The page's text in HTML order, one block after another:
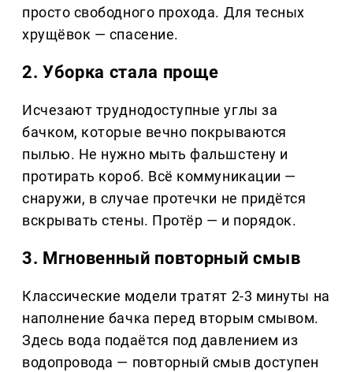
просто свободного прохода. Для тесных
хрущёвок — спасение.
2. Уборка стала проще
Исчезают труднодоступные углы за
бачком, которые вечно покрываются
пылью. Не нужно мыть фальшстену и
протирать короб. Всё коммуникации —
снаружи, в случае протечки не придётся
вскрывать стены. Протёр — и порядок.
3. Мгновенный повторный смыв
Классические модели тратят 2-3 минуты на
наполнение бачка перед вторым смывом.
Здесь вода подаётся под давлением из
водопровода — повторный смыв доступен